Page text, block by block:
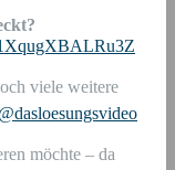
viele weitere
möchte – da